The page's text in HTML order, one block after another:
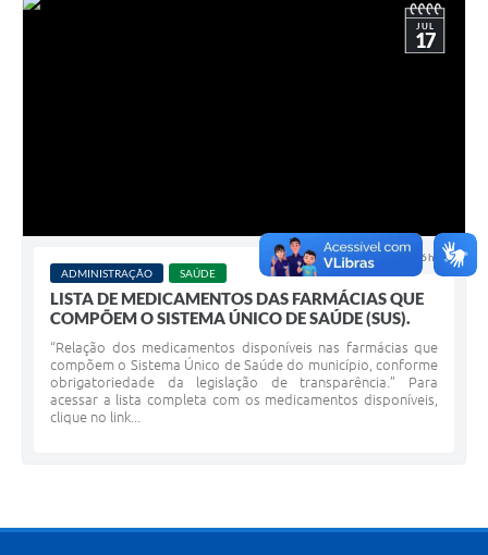
17 JUL 2025 - 16h40
JUL
17
ADMINISTRAÇÃO SAÚDE
LISTA DE MEDICAMENTOS DAS FARMÁCIAS QUE
COMPÕEM O SISTEMA ÚNICO DE SAÚDE (SUS).
“Relação dos medicamentos disponíveis nas farmácias que
compõem o Sistema Único de Saúde do município, conforme
obrigatoriedade da legislação de transparência.” Para
acessar a lista completa com os medicamentos disponíveis,
clique no link...